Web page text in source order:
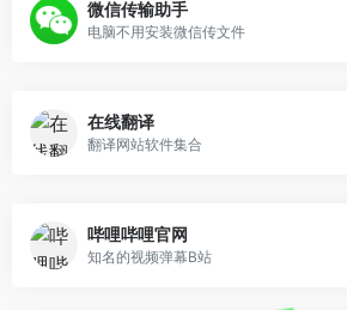
微信传输助手
电脑不用安装微信传文件
在线翻译
翻译网站软件集合
哔哩哔哩官网
知名的视频弹幕B站